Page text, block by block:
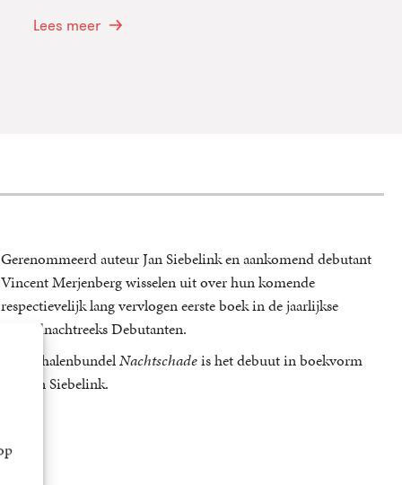
Lees meer
Gerenommeerd auteur Jan Siebelink en aankomend debutant
Vincent Merjenberg wisselen uit over hun komende
respectievelijk lang vervlogen eerste boek in de jaarlijkse
Woordnachtreeks Debutanten.
De verhalenbundelNachtschadeis het debuut in boekvorm
van Jan Siebelink.